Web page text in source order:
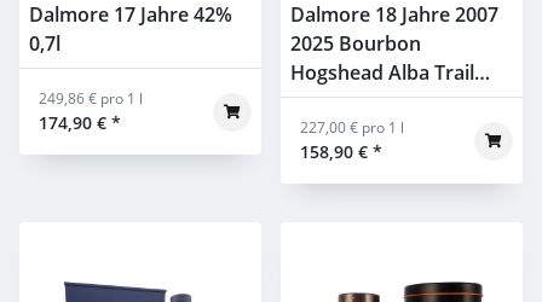
Dalmore 17 Jahre 42%
0,7l
174,90 € *
249,86 € pro 1 l
Dalmore 18 Jahre 2007
2025 Bourbon
Hogshead Alba Trail
46% 0,7l
158,90 € *
227,00 € pro 1 l